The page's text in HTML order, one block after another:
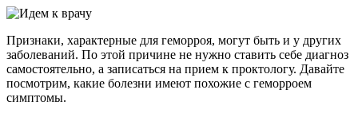
Признаки, характерные для геморроя, могут быть и у других
заболеваний. По этой причине не нужно ставить себе диагноз
самостоятельно, а записаться на прием к проктологу. Давайте
посмотрим, какие болезни имеют похожие с геморроем
симптомы.